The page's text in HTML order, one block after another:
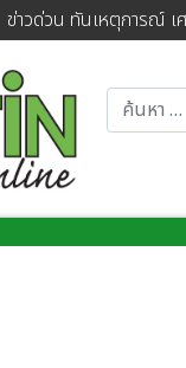
ข่าวด่วน ทันเหตุการณ์ เ